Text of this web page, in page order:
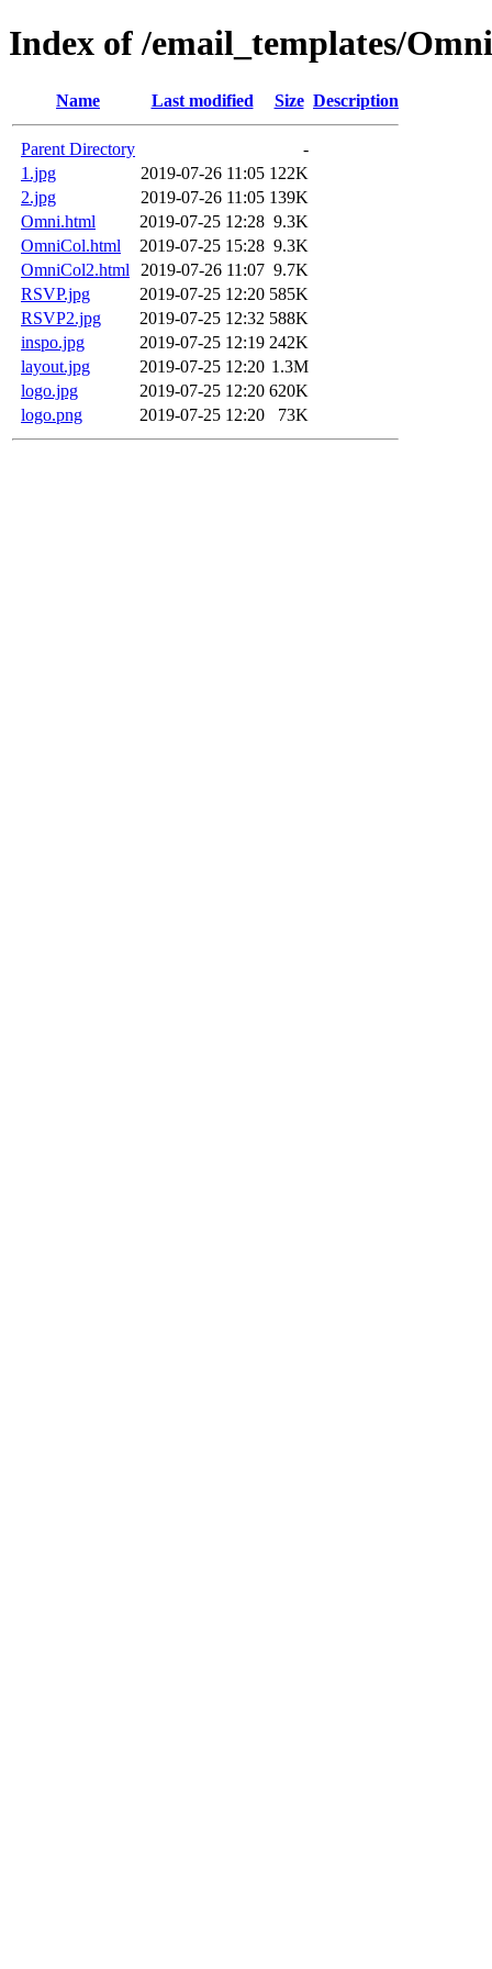
Index of /email_templates/Omni
Name Last modified Size Description
Parent Directory
-
1.jpg
2019-07-26 11:05 122K
2.jpg
2019-07-26 11:05 139K
Omni.html
2019-07-25 12:28 9.3K
OmniCol.html
2019-07-25 15:28 9.3K
OmniCol2.html
2019-07-26 11:07 9.7K
RSVP.jpg
2019-07-25 12:20 585K
RSVP2.jpg
2019-07-25 12:32 588K
inspo.jpg
2019-07-25 12:19 242K
layout.jpg
2019-07-25 12:20 1.3M
logo.jpg
2019-07-25 12:20 620K
logo.png
2019-07-25 12:20 73K